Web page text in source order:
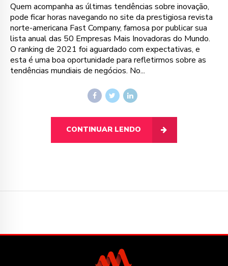
Quem acompanha as últimas tendências sobre inovação,
pode ficar horas navegando no site da prestigiosa revista
norte-americana Fast Company, famosa por publicar sua
lista anual das 50 Empresas Mais Inovadoras do Mundo.
O ranking de 2021 foi aguardado com expectativas, e
esta é uma boa oportunidade para refletirmos sobre as
tendências mundiais de negócios. No...
CONTINUAR LENDO